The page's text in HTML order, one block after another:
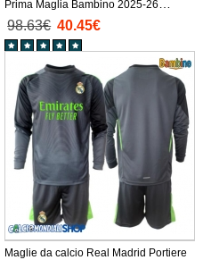
Prima Maglia Bambino 2025-26
Manica Lunga + Pantaloni corti)
98.63€ 40.45€
Maglie da calcio Real Madrid Portiere